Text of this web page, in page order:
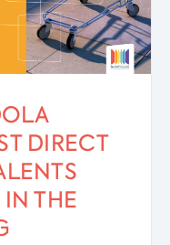
DIRECT
THE